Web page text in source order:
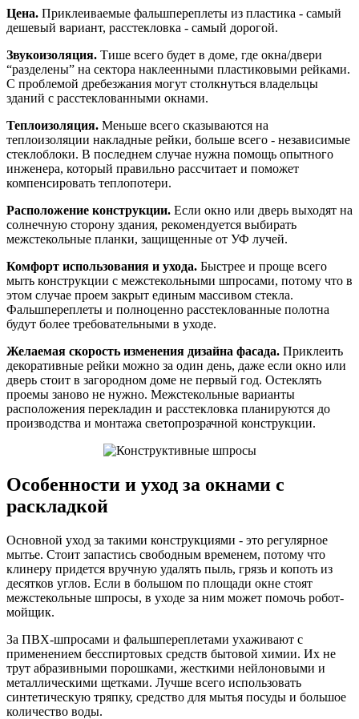
Цена. Приклеиваемые фальшпереплеты из пластика - самый
дешевый вариант, расстекловка - самый дорогой.
Звукоизоляция. Тише всего будет в доме, где окна/двери
“разделены” на сектора наклеенными пластиковыми рейками.
С проблемой дребезжания могут столкнуться владельцы
зданий с расстеклованными окнами.
Теплоизоляция. Меньше всего сказываются на
теплоизоляции накладные рейки, больше всего - независимые
стеклоблоки. В последнем случае нужна помощь опытного
инженера, который правильно рассчитает и поможет
компенсировать теплопотери.
Расположение конструкции. Если окно или дверь выходят на
солнечную сторону здания, рекомендуется выбирать
межстекольные планки, защищенные от УФ лучей.
Комфорт использования и ухода. Быстрее и проще всего
мыть конструкции с межстекольными шпросами, потому что в
этом случае проем закрыт единым массивом стекла.
Фальшпереплеты и полноценно расстеклованные полотна
будут более требовательными в уходе.
Желаемая скорость изменения дизайна фасада. Приклеить
декоративные рейки можно за один день, даже если окно или
дверь стоит в загородном доме не первый год. Остеклять
проемы заново не нужно. Межстекольные варианты
расположения перекладин и расстекловка планируются до
производства и монтажа светопрозрачной конструкции.
Особенности и уход за окнами с
раскладкой
Основной уход за такими конструкциями - это регулярное
мытье. Стоит запастись свободным временем, потому что
клинеру придется вручную удалять пыль, грязь и копоть из
десятков углов. Если в большом по площади окне стоят
межстекольные шпросы, в уходе за ним может помочь робот-
мойщик.
За ПВХ-шпросами и фальшпереплетами ухаживают с
применением бесспиртовых средств бытовой химии. Их не
трут абразивными порошками, жесткими нейлоновыми и
металлическими щетками. Лучше всего использовать
синтетическую тряпку, средство для мытья посуды и большое
количество воды.